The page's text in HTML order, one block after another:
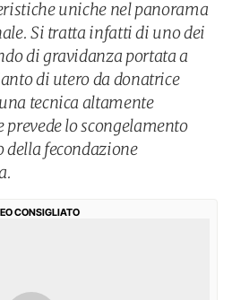
uniche nel panorama
Si tratta infatti di uno dei
di gravidanza portata a
di utero da donatrice
tecnica altamente
lo scongelamento
fecondazione
CONSIGLIATO